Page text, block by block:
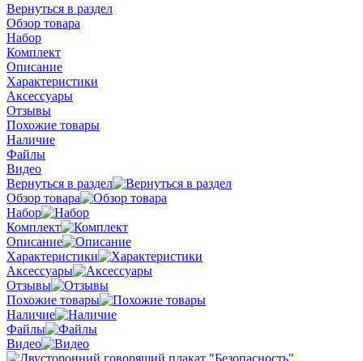
Вернуться в раздел
Обзор товара
Набор
Комплект
Описание
Характеристики
Аксессуары
Отзывы
Похожие товары
Наличие
Файлы
Видео
Вернуться в раздел
Обзор товара
Набор
Комплект
Описание
Характеристики
Аксессуары
Отзывы
Похожие товары
Наличие
Файлы
Видео